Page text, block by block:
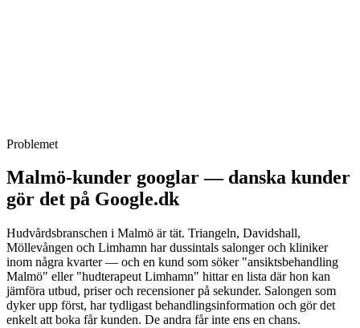
Problemet
Malmö-kunder googlar — danska kunder
gör det på Google.dk
Hudvårdsbranschen i Malmö är tät. Triangeln, Davidshall,
Möllevången och Limhamn har dussintals salonger och kliniker
inom några kvarter — och en kund som söker "ansiktsbehandling
Malmö" eller "hudterapeut Limhamn" hittar en lista där hon kan
jämföra utbud, priser och recensioner på sekunder. Salongen som
dyker upp först, har tydligast behandlingsinformation och gör det
enkelt att boka får kunden. De andra får inte ens en chans.